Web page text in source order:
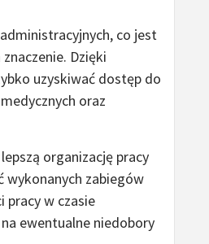
co jest
Dzięki
uzyskiwać dostęp do
oraz
organizację pracy
wykonanych zabiegów
pracy w czasie
ewentualne niedobory